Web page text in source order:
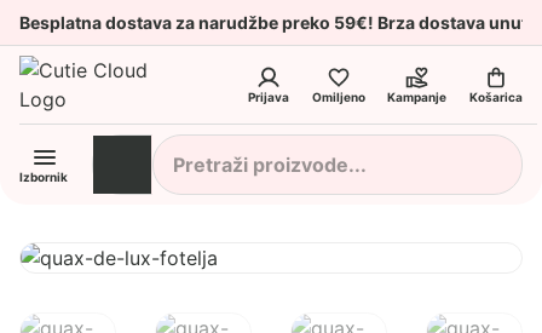
Besplatna dostava za narudžbe preko 59€! Brza dostava
Prijava Omiljeno Kampanje Košarica
Izbornik